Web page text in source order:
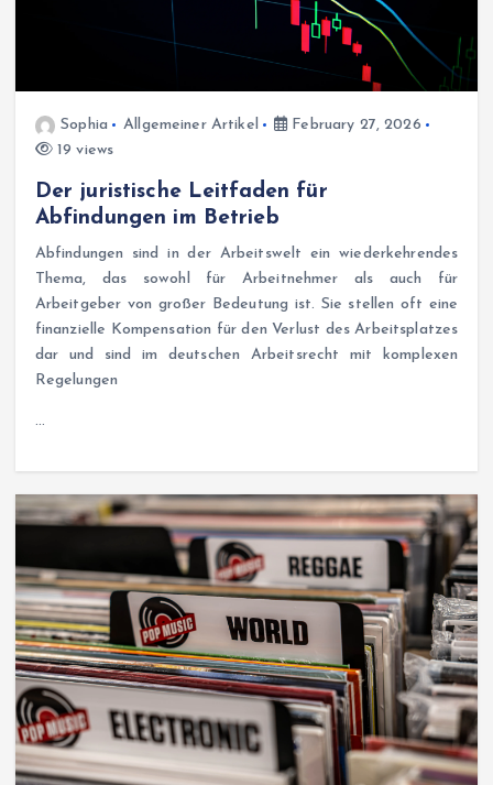
Sophia Allgemeiner Artikel
February 27, 2026
19 views
Der juristische Leitfaden für
Abfindungen im Betrieb
Abfindungen sind in der Arbeitswelt ein wiederkehrendes
Thema, das sowohl für Arbeitnehmer als auch für
Arbeitgeber von großer Bedeutung ist. Sie stellen oft eine
finanzielle Kompensation für den Verlust des Arbeitsplatzes
dar und sind im deutschen Arbeitsrecht mit komplexen
Regelungen
…